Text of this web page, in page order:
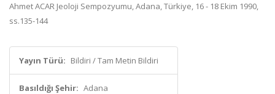
Ahmet ACAR Jeoloji Sempozyumu, Adana, Türkiye, 16 - 18 Ekim 1990,
ss.135-144
Yayın Türü: Bildiri / Tam Metin Bildiri
Basıldığı Şehir: Adana